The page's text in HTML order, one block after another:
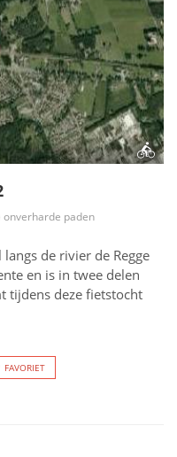
onverharde paden
de rivier de Regge
en is in twee delen
tijdens deze fietstocht
FAVORIET